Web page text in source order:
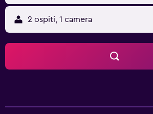
2 ospiti, 1 camera